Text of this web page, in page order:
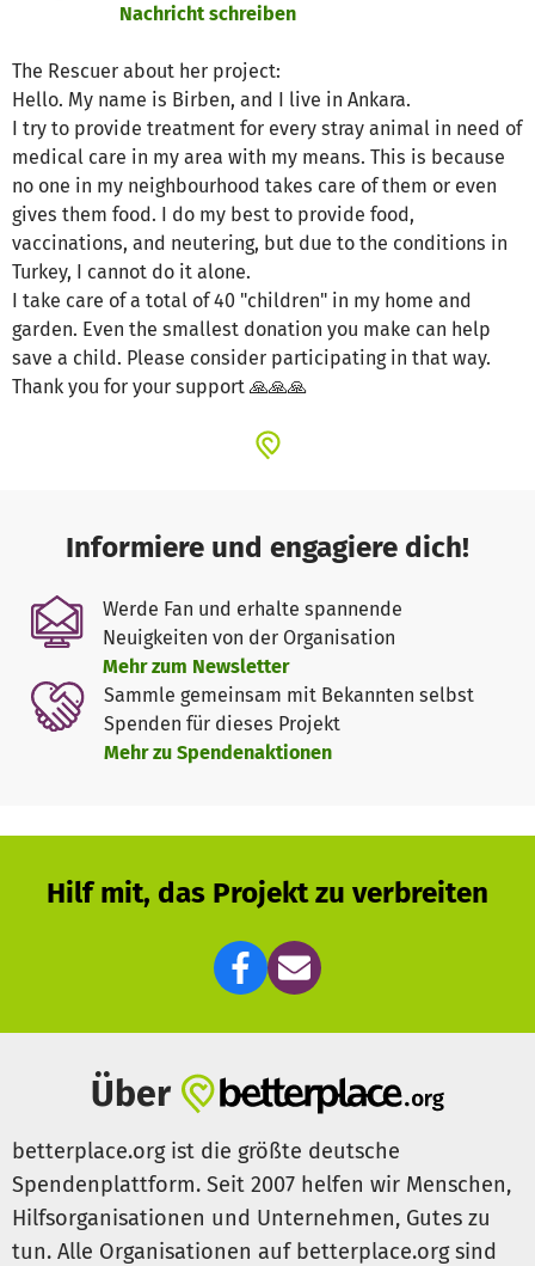
Nachricht schreiben
The Rescuer about her project:
Hello. My name is Birben, and I live in Ankara.
I try to provide treatment for every stray animal in need of
medical care in my area with my means. This is because
no one in my neighbourhood takes care of them or even
gives them food. I do my best to provide food,
vaccinations, and neutering, but due to the conditions in
Turkey, I cannot do it alone.
I take care of a total of 40 "children" in my home and
garden. Even the smallest donation you make can help
save a child. Please consider participating in that way.
Thank you for your support 🙏🙏🙏
Informiere und engagiere dich!
Werde Fan und erhalte spannende
Neuigkeiten von der Organisation
Mehr zum Newsletter
Sammle gemeinsam mit Bekannten selbst
Spenden für dieses Projekt
Mehr zu Spendenaktionen
Hilf mit, das Projekt zu verbreiten
Über
betterplace.org ist die größte deutsche
Spendenplattform. Seit 2007 helfen wir Menschen,
Hilfsorganisationen und Unternehmen, Gutes zu
tun. Alle Organisationen auf betterplace.org sind